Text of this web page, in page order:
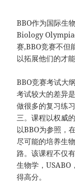
BBO作为国际生
Biology
赛,BBO竞赛不但
以拓展他们的才能
BBO竞赛考试大
考试较大的差异
做很多的复习练
三。课程以权威
以BBO为参照，
尽可能的培养生
路。该课程不仅
生物学，USABO
得高分。